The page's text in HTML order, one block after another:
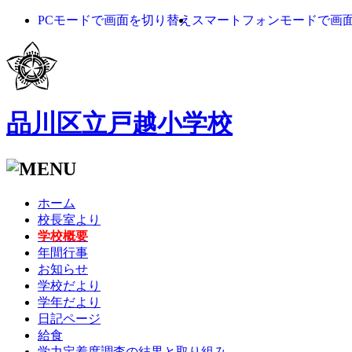
PCモードで画面を切り替え スマートフォンモードで画
品川区立戸越小学校
ホーム
校長室より
学校概要
年間行事
お知らせ
学校だより
学年だより
日記ページ
給食